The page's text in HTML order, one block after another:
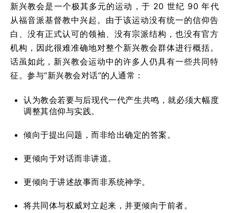
新兴教会是一个极其多元的运动，于 20 世纪 90 年代
从福音派基督教中兴起。由于该运动没有统一的信仰告
白、没有正式认可的领袖、没有宗派结构，也没有官方
机构，因此很难准确地对整个新兴教会群体进行概括。
话虽如此，新兴教会运动中的许多人仍具有一些共同特
征。参与“新兴教会对话”的人通常：
认为教会若要与后现代一代产生共鸣，就必须大幅度
调整其信仰与实践。
倾向于提出问题，而非给出确定的答案。
更倾向于对话而非讲道。
更倾向于讲述故事而非系统神学。
将共同体与权威对立起来，并更倾向于前者。